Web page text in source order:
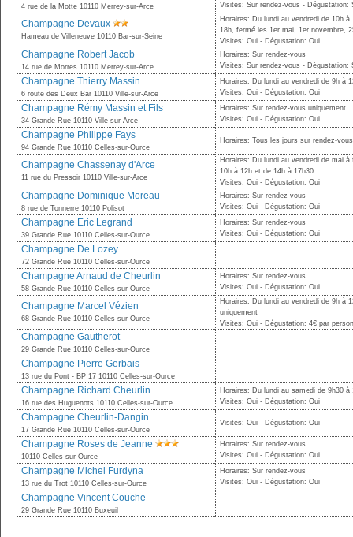
4 rue de la Motte 10110 Merrey-sur-Arce
Visites: Sur rendez-vous - Dégustation:
Champagne Devaux
Hameau de Villeneuve 10110 Bar-sur-Seine
Horaires: Du lundi au vendredi de 10h
18h, fermé les 1er mai, 1er novembre,
Visites: Oui - Dégustation: Oui
Champagne Robert Jacob
14 rue de Morres 10110 Merrey-sur-Arce
Horaires: Sur rendez-vous
Visites: Sur rendez-vous - Dégustation:
Champagne Thierry Massin
6 route des Deux Bar 10110 Ville-sur-Arce
Horaires: Du lundi au vendredi de 9h à
Visites: Oui - Dégustation: Oui
Champagne Rémy Massin et Fils
34 Grande Rue 10110 Ville-sur-Arce
Horaires: Sur rendez-vous uniquement
Visites: Oui - Dégustation: Oui
Champagne Philippe Fays
94 Grande Rue 10110 Celles-sur-Ource
Horaires: Tous les jours sur rendez-
Champagne Chassenay d'Arce
11 rue du Pressoir 10110 Ville-sur-Arce
Horaires: Du lundi au vendredi de mai
10h à 12h et de 14h à 17h30
Visites: Oui - Dégustation: Oui
Champagne Dominique Moreau
8 rue de Tonnerre 10110 Polisot
Horaires: Sur rendez-vous
Visites: Oui - Dégustation: Oui
Champagne Eric Legrand
39 Grande Rue 10110 Celles-sur-Ource
Horaires: Sur rendez-vous
Visites: Oui - Dégustation: Oui
Champagne De Lozey
72 Grande Rue 10110 Celles-sur-Ource
Champagne Arnaud de Cheurlin
58 Grande Rue 10110 Celles-sur-Ource
Horaires: Sur rendez-vous
Visites: Oui - Dégustation: Oui
Champagne Marcel Vézien
68 Grande Rue 10110 Celles-sur-Ource
Horaires: Du lundi au vendredi de 9h à
uniquement
Visites: Oui - Dégustation: 4€ par
Champagne Gautherot
29 Grande Rue 10110 Celles-sur-Ource
Champagne Pierre Gerbais
13 rue du Pont - BP 17 10110 Celles-sur-Ource
Champagne Richard Cheurlin
16 rue des Huguenots 10110 Celles-sur-Ource
Horaires: Du lundi au samedi de 9h30 à
Visites: Oui - Dégustation: Oui
Champagne Cheurlin-Dangin
17 Grande Rue 10110 Celles-sur-Ource
Visites: Oui - Dégustation: Oui
Champagne Roses de Jeanne
10110 Celles-sur-Ource
Horaires: Sur rendez-vous
Visites: Oui - Dégustation: Oui
Champagne Michel Furdyna
13 rue du Trot 10110 Celles-sur-Ource
Horaires: Sur rendez-vous
Visites: Oui - Dégustation: Oui
Champagne Vincent Couche
29 Grande Rue 10110 Buxeuil